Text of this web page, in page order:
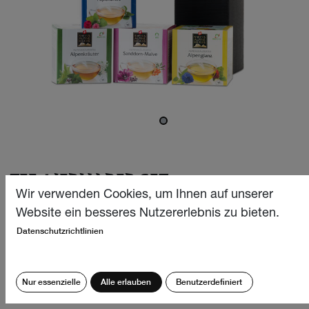
TEE-LIEBHABER SET
Dieses wunderbare Geschenkset ist das perfekte Präsent
entdecke die faszinierende Vielfalt der Bergwelt.
CHF31.50
Wir verwenden Cookies, um Ihnen auf unserer
Website ein besseres Nutzererlebnis zu bieten.
Datenschutzrichtlinien
Nur essenzielle Alle erlauben Benutzerdefiniert